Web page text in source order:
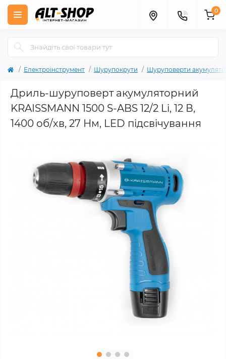
0
Електроінструмент Шурупокрути Шуруповерти
Дриль-шуруповерт акумуляторний
KRAISSMANN 1500 S-ABS 12/2 Li, 12 В,
1400 об/хв, 27 Нм, LED підсвічування